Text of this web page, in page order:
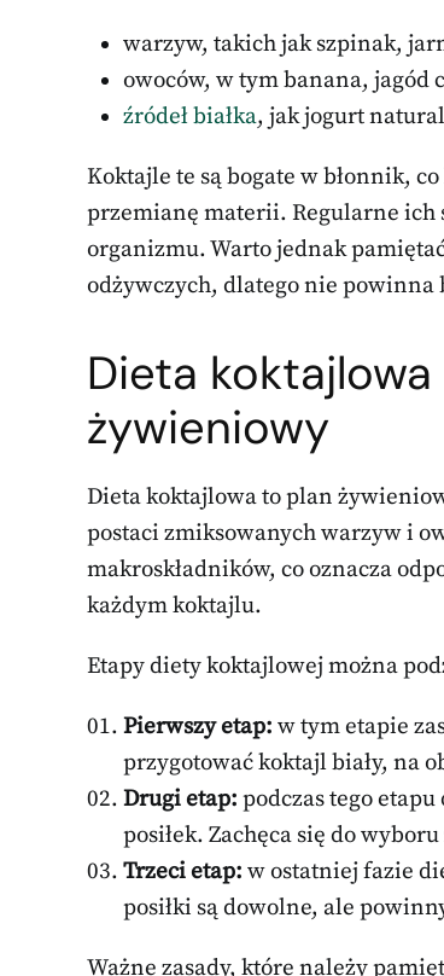
warzyw, takich jak szpinak,
owoców, w tym banana, jagód
źródeł białka, jak jogurt
Koktajle te są bogate w błonnik,
przemianę materii. Regularne ich
organizmu. Warto jednak
odżywczych, dlatego nie powinna
Dieta
żywieniowy
Dieta koktajlowa to plan
postaci zmiksowanych warzyw i
makroskładników, co oznacza
każdym koktajlu.
Etapy diety koktajlowej można
Pierwszy etap: w tym etapie
przygotować koktajl biały, na
Drugi etap: podczas tego
posiłek. Zachęca się do
Trzeci etap: w ostatniej fazie
posiłki są dowolne, ale
Ważne zasady, które należy